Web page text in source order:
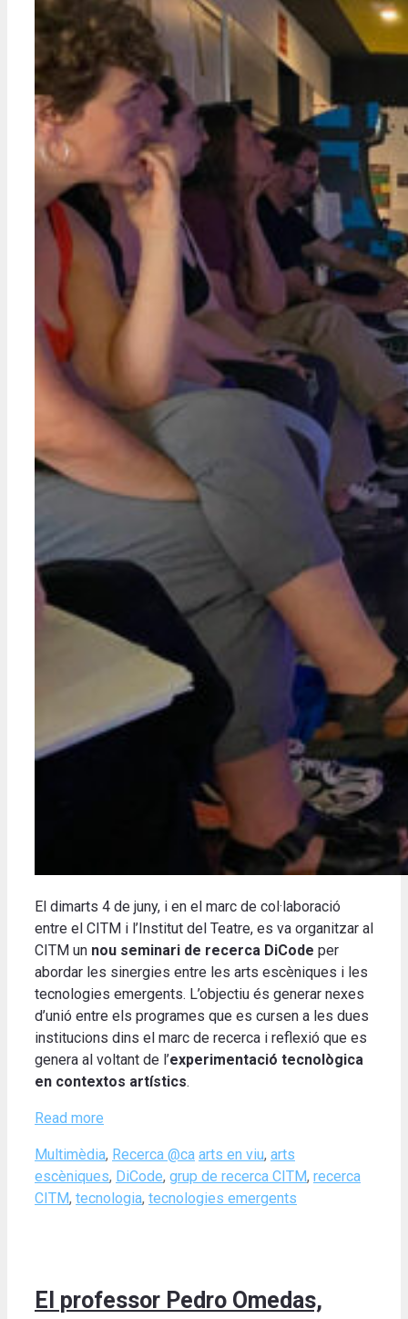
El dimarts 4 de juny, i en el marc de col·laboració
entre el CITM i l’Institut del Teatre, es va organitzar al
CITM un nou seminari de recerca DiCode per
abordar les sinergies entre les arts escèniques i les
tecnologies emergents. L’objectiu és generar nexes
d’unió entre els programes que es cursen a les dues
institucions dins el marc de recerca i reflexió que es
genera al voltant de l’experimentació tecnològica
en contextos artístics.
Read more
Categories
Multimèdia, Recerca @ca Tags
arts en viu, arts
escèniques, DiCode, grup de recerca CITM, recerca
CITM, tecnologia, tecnologies emergents
El professor Pedro Omedas,